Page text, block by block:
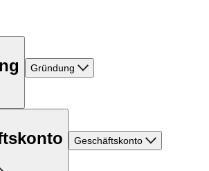
Gründung
Geschäftskonto